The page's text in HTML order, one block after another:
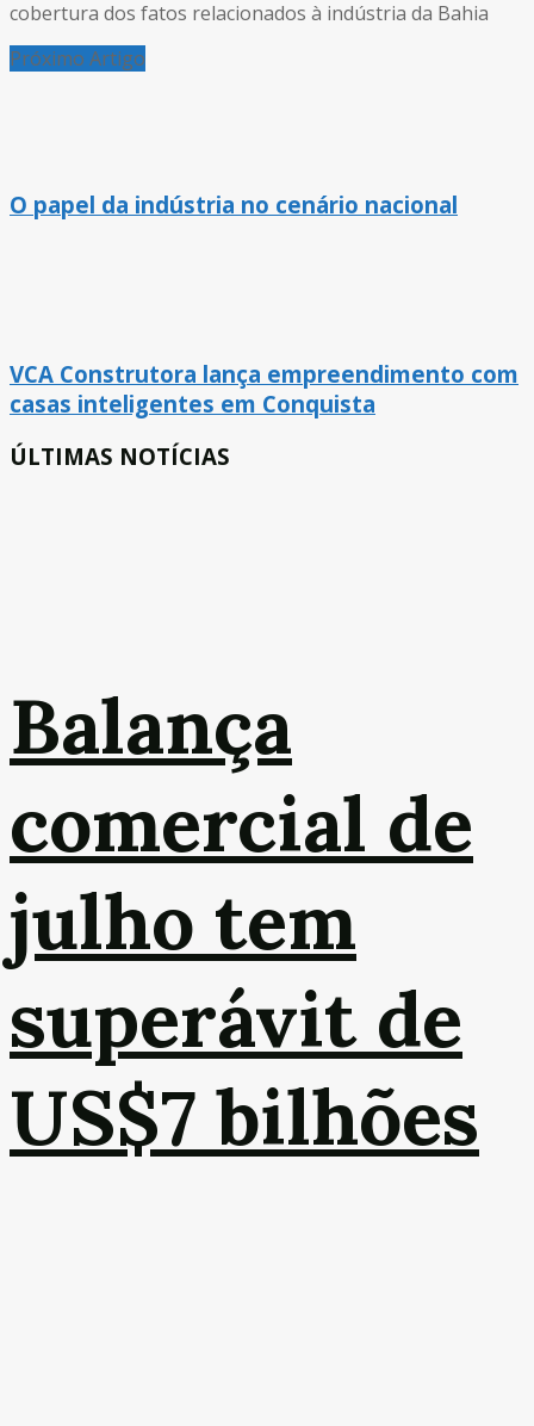
cobertura dos fatos relacionados à indústria da Bahia
Próximo Artigo
O papel da indústria no cenário nacional
VCA Construtora lança empreendimento com
casas inteligentes em Conquista
ÚLTIMAS NOTÍCIAS
Balança
comercial de
julho tem
superávit de
US$7 bilhões